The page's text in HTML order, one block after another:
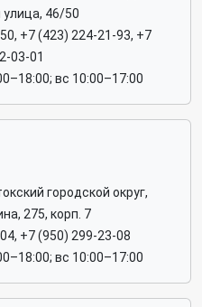
46/50
+7 (423) 224-21-93, +7
03-01
вс 10:00–17:00
городской округ,
275, корп. 7
+7 (950) 299-23-08
вс 10:00–17:00